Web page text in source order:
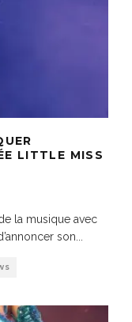
LITTLE MISS
la musique avec
son